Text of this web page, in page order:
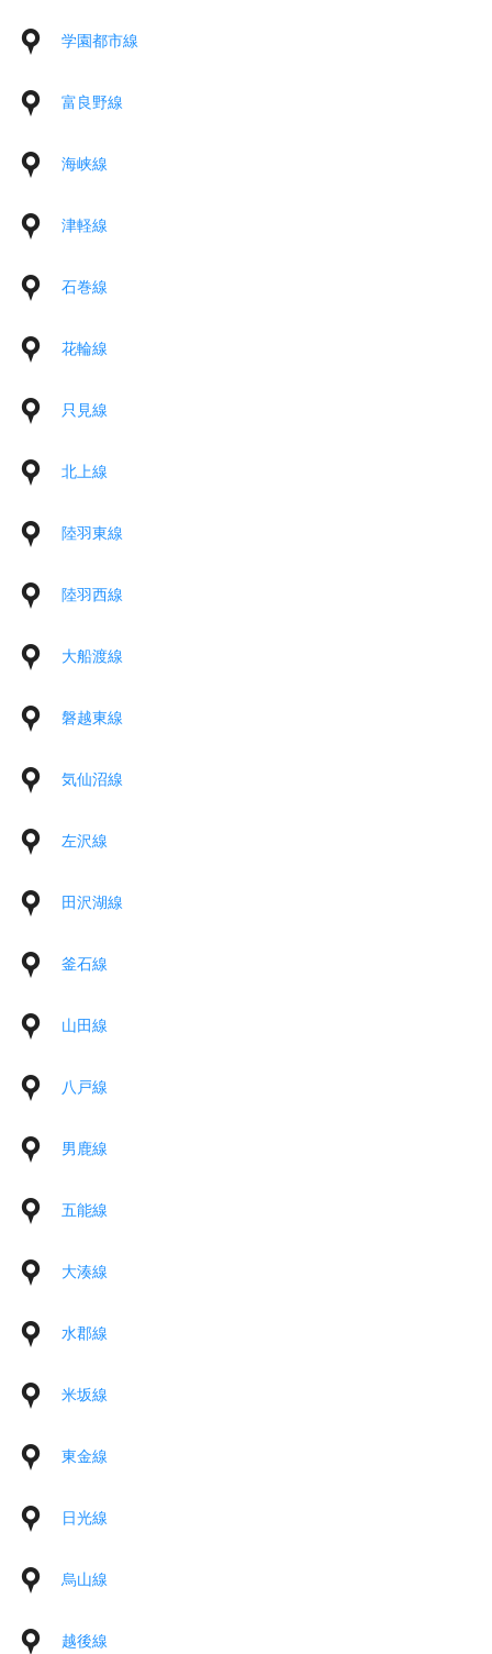
学園都市線
富良野線
海峡線
津軽線
石巻線
花輪線
只見線
北上線
陸羽東線
陸羽西線
大船渡線
磐越東線
気仙沼線
左沢線
田沢湖線
釜石線
山田線
八戸線
男鹿線
五能線
大湊線
水郡線
米坂線
東金線
日光線
烏山線
越後線